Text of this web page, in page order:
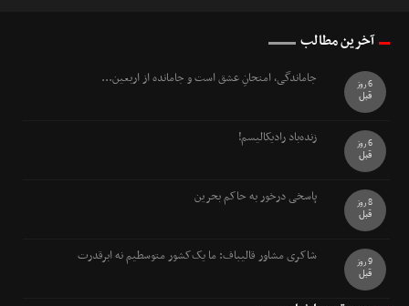
آخرین مطالب
جاماندگی، امتحانِ عشق است و جامانده از اربعین...
6 روز
قبل
زنده‌باد رادیکالیسم!
6 روز
قبل
پاسخی درخور به حاکم بحرین
8 روز
قبل
شاکری مشاور قالیباف: ما یک‌کشور متوسطیم نه ابرقدرت
9 روز
قبل